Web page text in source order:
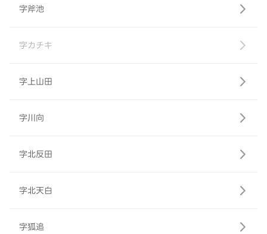
字斧池
字カチキ
字上山田
字川向
字北反田
字北天白
字狐追